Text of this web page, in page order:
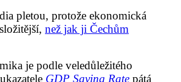
pletou, protože ekonomická
než jak ji Čechům
je podle veledůležitého
GDP Saving Rate pátá